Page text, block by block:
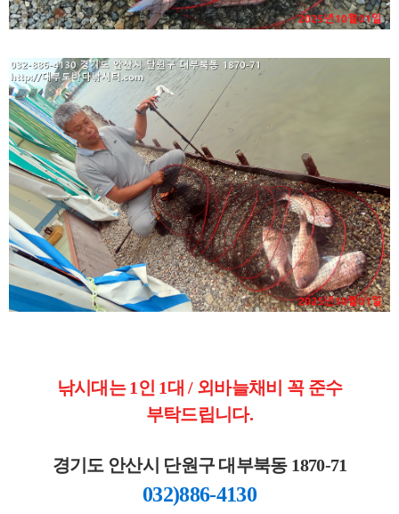
낚시대는 1인 1대 / 외바늘채비 꼭 준수
부탁드립니다.
경기도 안산시 단원구 대부북동 1870-71
032)886-4130